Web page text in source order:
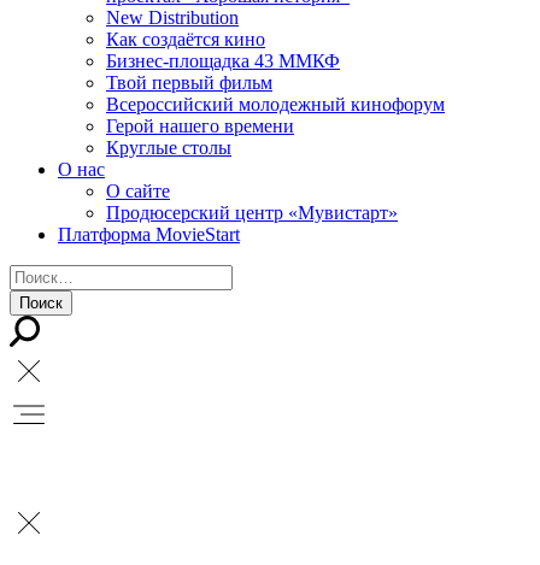
New Distribution
Как создаётся кино
Бизнес-площадка 43 ММКФ
Твой первый фильм
Всероссийский молодежный кинофорум
Герой нашего времени
Круглые столы
О нас
О сайте
Продюсерский центр «Мувистарт»
Платформа MovieStart